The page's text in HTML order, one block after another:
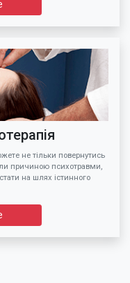
не тільки повернутись
причиною психотравми,
на шлях істинного